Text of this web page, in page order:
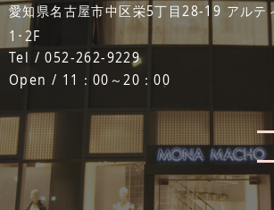
愛知県名古屋市中区栄5丁目28-19 アルテ
1･2F
Tel / 052-262-9229
Open / 11：00～20：00